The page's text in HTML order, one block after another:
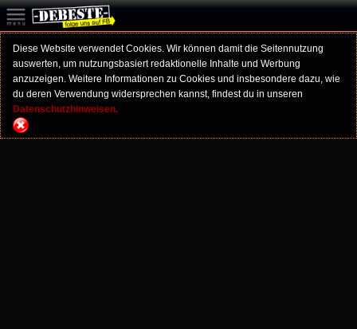
Diese Website verwendet Cookies. Wir können damit die Seitennutzung
auswerten, um nutzungsbasiert redaktionelle Inhalte und Werbung
anzuzeigen. Weitere Informationen zu Cookies und insbesondere dazu, wie
du deren Verwendung widersprechen kannst, findest du in unseren
Datenschutzhinweisen.